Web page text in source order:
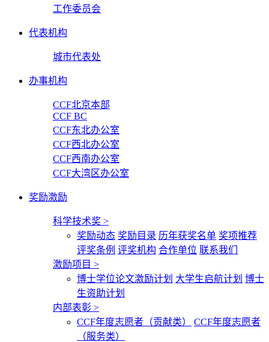
工作委员会
代表机构
城市代表处
办事机构
CCF北京本部
CCF BC
CCF东北办公室
CCF西北办公室
CCF西南办公室
CCF大湾区办公室
奖励激励
科学技术奖 >
奖励动态 奖励目录 历年获奖名单 奖项推荐
评奖条例 评奖机构 合作单位 联系我们
激励项目 >
博士学位论文激励计划 大学生启航计划 博士
生资助计划
内部表彰 >
CCF年度志愿者（贡献类）
CCF年度志愿者
（服务类）